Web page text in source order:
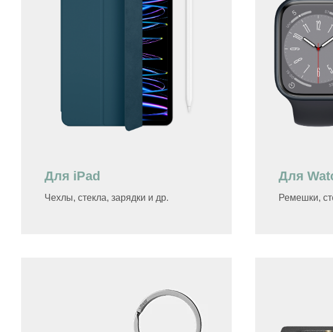
Для iPad
Чехлы, стекла, зарядки и др.
Для
Ремешки,